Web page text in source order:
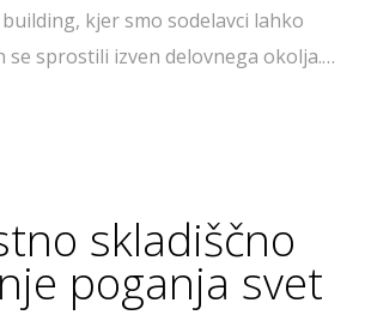
kjer smo sodelavci lahko
se sprostili izven delovnega okolja.…
skladiščno
poganja svet